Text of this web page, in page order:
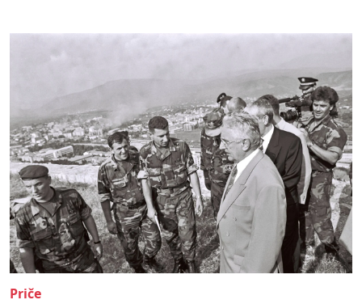
Priče